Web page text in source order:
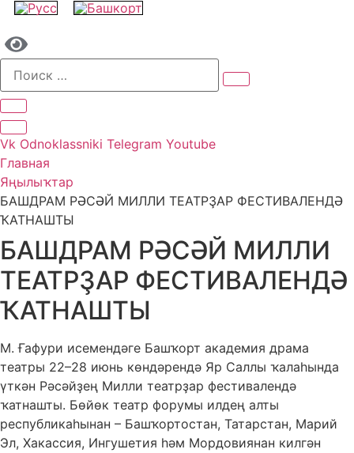
Vk Odnoklassniki Telegram Youtube
Главная
Яңылыҡтар
БАШДРАМ РӘСӘЙ МИЛЛИ ТЕАТРҘАР ФЕСТИВАЛЕНДӘ
ҠАТНАШТЫ
БАШДРАМ РӘСӘЙ МИЛЛИ
ТЕАТРҘАР ФЕСТИВАЛЕНДӘ
ҠАТНАШТЫ
М. Ғафури исемендәге Башҡорт академия драма
театры 22–28 июнь көндәрендә Яр Саллы ҡалаһында
үткән Рәсәйҙең Милли театрҙар фестивалендә
ҡатнашты. Бөйөк театр форумы илдең алты
республикаһынан – Башҡортостан, Татарстан, Марий
Эл, Хакассия, Ингушетия һәм Мордовиянан килгән